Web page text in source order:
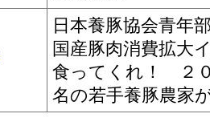
日本養豚協会青年
国産豚肉消費拡大
食ってくれ！ ２
名の若手養豚農家